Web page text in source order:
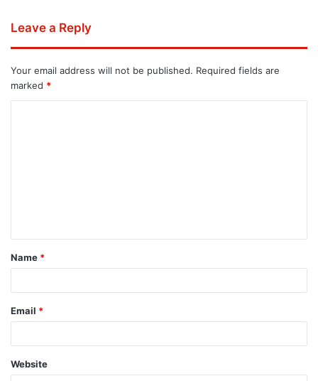
Leave a Reply
Your email address will not be published. Required fields are
marked *
Name *
Email *
Website